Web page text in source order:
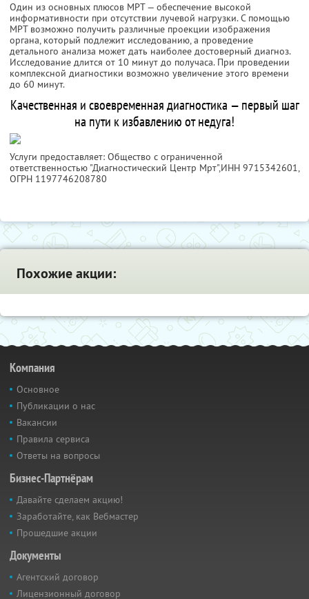
Один из основных плюсов МРТ — обеспечение высокой
информативности при отсутствии лучевой нагрузки. С помощью
МРТ возможно получить различные проекции изображения
органа, который подлежит исследованию, а проведение
детального анализа может дать наиболее достоверный диагноз.
Исследование длится от 10 минут до получаса. При проведении
комплексной диагностики возможно увеличение этого времени
до 60 минут.
Качественная и своевременная диагностика — первый шаг
на пути к избавлению от недуга!
Услуги предоставляет: Общество с ограниченной
ответственностью "Диагностический Центр Мрт",ИНН 9715342601,
ОГРН 1197746208780
Похожие акции:
Компания
Основное
Публикации о нас
Вакансии
Правила сервиса
Ответы на вопросы
Бизнес-Партнёрам
Давайте сделаем акцию!
Заработайте, как Вебмастер
Прошедшие акции
Документы
Агентский договор
Лицензионный договор